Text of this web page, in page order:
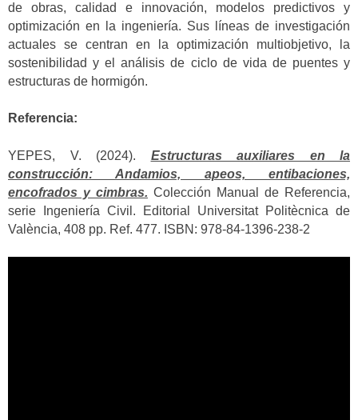
de obras, calidad e innovación, modelos predictivos y
optimización en la ingeniería. Sus líneas de investigación
actuales se centran en la optimización multiobjetivo, la
sostenibilidad y el análisis de ciclo de vida de puentes y
estructuras de hormigón.
Referencia:
YEPES, V. (2024). Estructuras auxiliares en la
construcción: Andamios, apeos, entibaciones,
encofrados y cimbras. Colección Manual de Referencia,
serie Ingeniería Civil. Editorial Universitat Politècnica de
València, 408 pp. Ref. 477. ISBN: 978-84-1396-238-2